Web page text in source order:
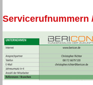
Servicerufnummern